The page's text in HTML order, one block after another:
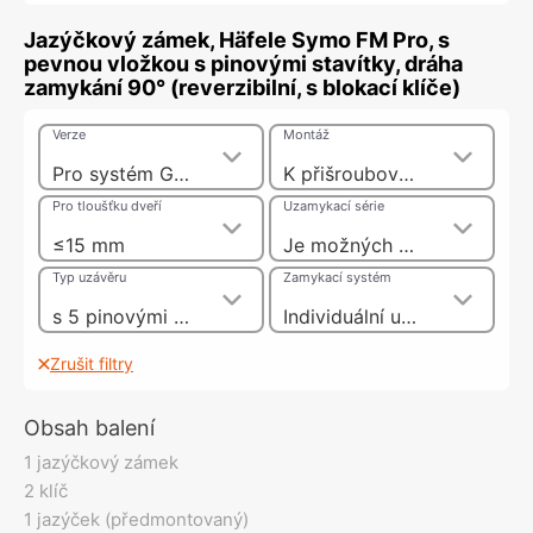
Jazýčkový zámek, Häfele Symo FM Pro, s
pevnou vložkou s pinovými stavítky, dráha
zamykání 90° (reverzibilní, s blokací klíče)
Pro systém GHK
Verze
K přišroubování s šestihrannou maticí(otvor 21 x 18 mm)
Montáž
≤15 mm
Pro tloušťku dveří
Je možných 10000 různých uzamykacích sérií
Uzamykací série
s 5 pinovými stavítky
Typ uzávěru
Individuální uzamykací systém GHK
Zamykací systém
Zrušit filtry
Obsah balení
1 jazýčkový zámek
2 klíč
1 jazýček (předmontovaný)